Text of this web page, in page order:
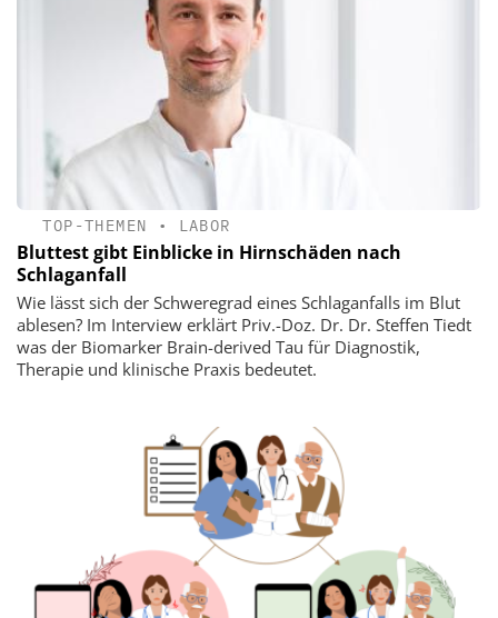
TOP-THEMEN • LABOR
Bluttest gibt Einblicke in Hirnschäden nach
Schlaganfall
Wie lässt sich der Schweregrad eines Schlaganfalls im Blut
ablesen? Im Interview erklärt Priv.-Doz. Dr. Dr. Steffen Tiedt
was der Biomarker Brain-derived Tau für Diagnostik,
Therapie und klinische Praxis bedeutet.